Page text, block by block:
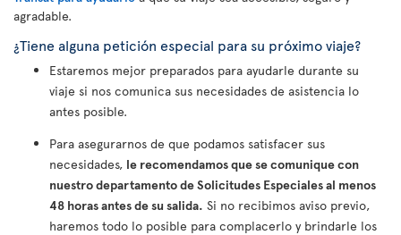
agradable.
¿Tiene alguna petición especial para su próximo viaje?
Estaremos mejor preparados para ayudarle durante su
viaje si nos comunica sus necesidades de asistencia lo
antes posible.
Para asegurarnos de que podamos satisfacer sus
necesidades, le recomendamos que se comunique con
nuestro departamento de Solicitudes Especiales al menos
48 horas antes de su salida. Si no recibimos aviso previo,
haremos todo lo posible para complacerlo y brindarle los